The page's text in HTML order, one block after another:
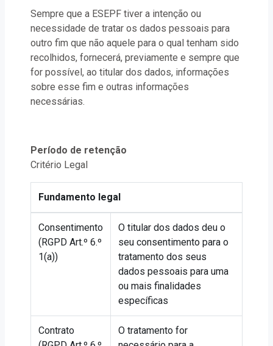
Sempre que a ESEPF tiver a intenção ou
necessidade de tratar os dados pessoais para
outro fim que não aquele para o qual tenham sido
recolhidos, fornecerá, previamente e sempre que
for possível, ao titular dos dados, informações
sobre esse fim e outras informações
necessárias.
Período de retenção
Critério Legal
Fundamento legal
Consentimento
(RGPD Art.º 6.º
1(a))
O titular dos dados deu o
seu consentimento para o
tratamento dos seus
dados pessoais para uma
ou mais finalidades
específicas
Contrato
O tratamento for